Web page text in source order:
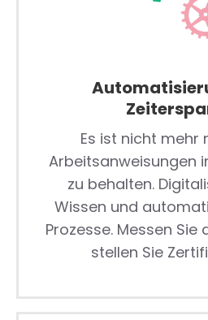
Es ist nicht mehr
Arbeitsanweisungen
zu behalten.
Wissen und
Prozesse. Messen Sie
stellen Sie